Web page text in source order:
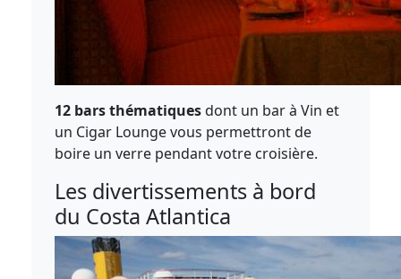
12 bars thématiquesdont un bar à Vin et
un Cigar Lounge vous permettront de
boire un verre pendant votre croisière.
Les divertissements à bord
du Costa Atlantica